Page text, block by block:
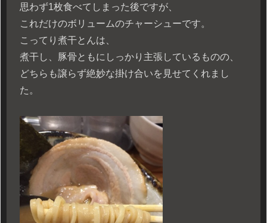
思わず1枚食べてしまった後ですが、
これだけのボリュームのチャーシューです。
こってり煮干とんは、
煮干し、豚骨ともにしっかり主張しているものの、
どちらも譲らず絶妙な掛け合いを見せてくれまし
た。